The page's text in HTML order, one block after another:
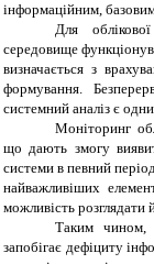
інформаційним,
Для
середовище
визначається з
формування.
системний аналіз є
Моніторинг
що дають змогу
системи в певний перi
найважливіших
можливість розглядати
Таким чином,
запобiгає дефiцитуi